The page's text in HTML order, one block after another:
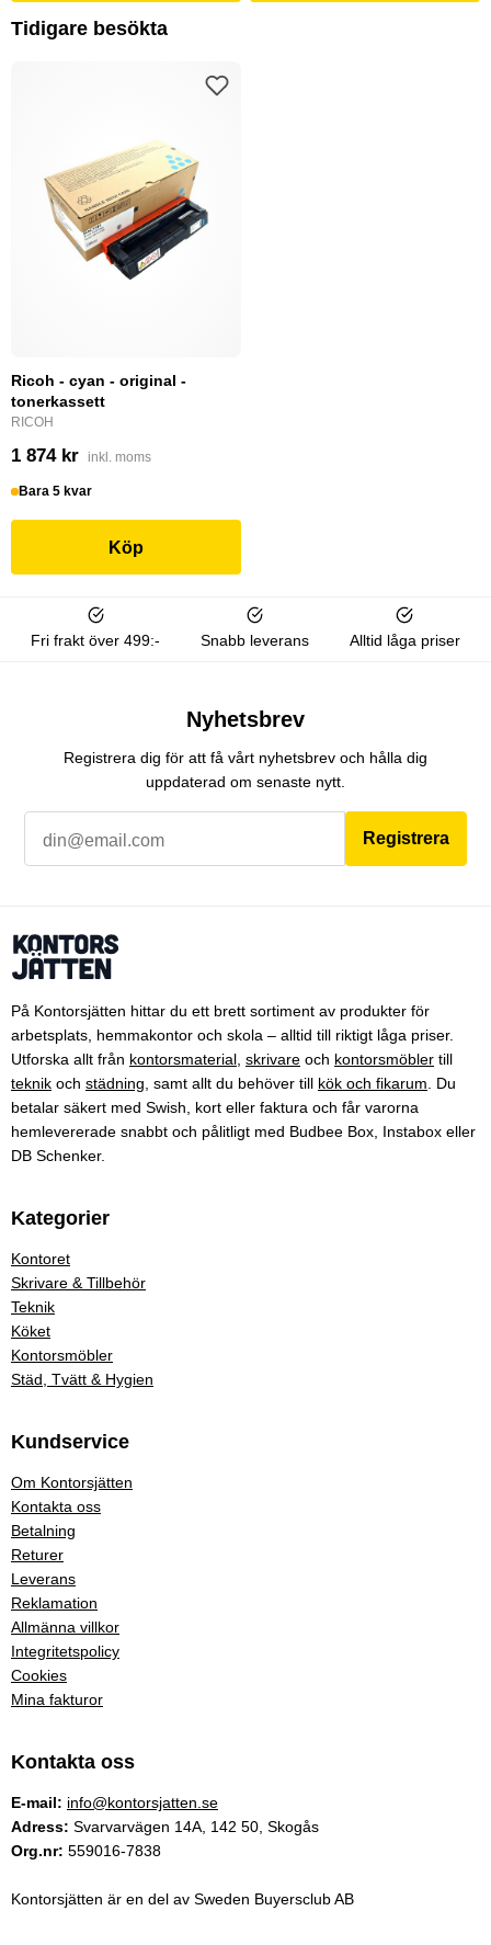
Tidigare besökta
Ricoh - cyan - original -
tonerkassett
RICOH
1 874 kr inkl. moms
Bara 5 kvar
Köp
Fri frakt över 499:- Snabb leverans Alltid låga priser
Nyhetsbrev
Registrera dig för att få vårt nyhetsbrev och hålla dig
uppdaterad om senaste nytt.
Registrera
På Kontorsjätten hittar du ett brett sortiment av produkter för
arbetsplats, hemmakontor och skola – alltid till riktigt låga priser.
Utforska allt från kontorsmaterial skrivare och kontorsmöbler till
teknik och städning , samt allt du behöver till kök och fikarum . Du
betalar säkert med Swish, kort eller faktura och får varorna
hemlevererade snabbt och pålitligt med Budbee Box, Instabox eller
DB Schenker.
Kategorier
Kontoret
Skrivare & Tillbehör
Teknik
Köket
Kontorsmöbler
Städ, Tvätt & Hygien
Kundservice
Om Kontorsjätten
Kontakta oss
Betalning
Returer
Leverans
Reklamation
Allmänna villkor
Integritetspolicy
Cookies
Mina fakturor
Kontakta oss
E-mail: info@kontorsjatten.se
Adress: Svarvarvägen 14A, 142 50, Skogås
Org.nr: 559016-7838
Kontorsjätten är en del av Sweden Buyersclub AB